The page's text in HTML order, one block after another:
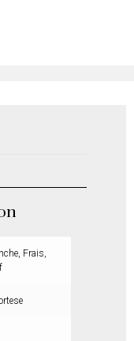
Frais,